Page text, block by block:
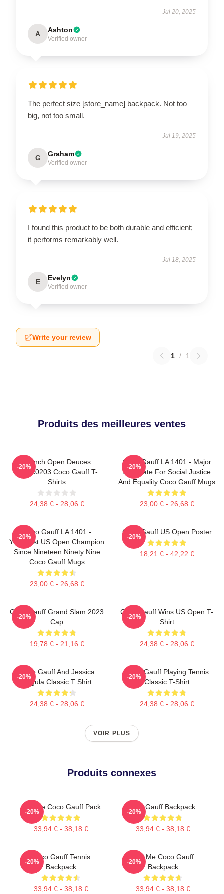
Jul 20, 2025
A Ashton
Verified owner
The perfect size [store_name] backpack. Not too
big, not too small.
Jul 19, 2025
G Graham
Verified owner
I found this product to be both durable and efficient;
it performs remarkably well.
Jul 18, 2025
E Evelyn
Verified owner
Write your review
1 / 1
Produits des meilleures ventes
French Open Deuces
DTNK0203 Coco Gauff T-
Shirts
24,38 € - 28,06 €
-20%
Coco Gauff LA 1401 - Major
Advocate For Social Justice
And Equality Coco Gauff Mugs
23,00 € - 26,68 €
-20%
Coco Gauff LA 1401 -
Youngest US Open Champion
Since Nineteen Ninety Nine
Coco Gauff Mugs
23,00 € - 26,68 €
-20%
Coco Gauff US Open Poster
18,21 € - 42,22 €
-20%
Coco Gauff Grand Slam 2023
Cap
19,78 € - 21,16 €
-20%
Coco Gauff Wins US Open T-
Shirt
24,38 € - 28,06 €
-20%
Coco Gauff And Jessica
Pegula Classic T Shirt
24,38 € - 28,06 €
-20%
Coco Gauff Playing Tennis
Classic T-Shirt
24,38 € - 28,06 €
-20%
VOIR PLUS
Produits connexes
Call Me Coco Gauff Pack
33,94 € - 38,18 €
-20%
Cori Gauff Backpack
33,94 € - 38,18 €
-20%
Coco Gauff Tennis
Backpack
33,94 € - 38,18 €
-20%
Call Me Coco Gauff
Backpack
33,94 € - 38,18 €
-20%